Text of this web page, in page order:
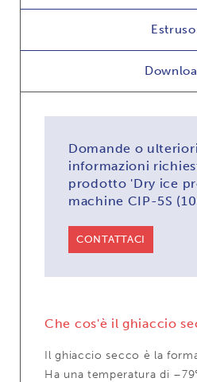
Domande o ulteriori
informazioni
prodotto 'Dry ice
machine CIP-5S
CONTATTACI
Che cos'è il ghiaccio
Il ghiaccio secco è la
Ha una temperatura di